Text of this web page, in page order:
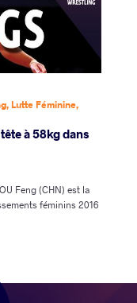
,Lutte Féminine,
à 58kg dans
Feng (CHN) est la
féminins 2016